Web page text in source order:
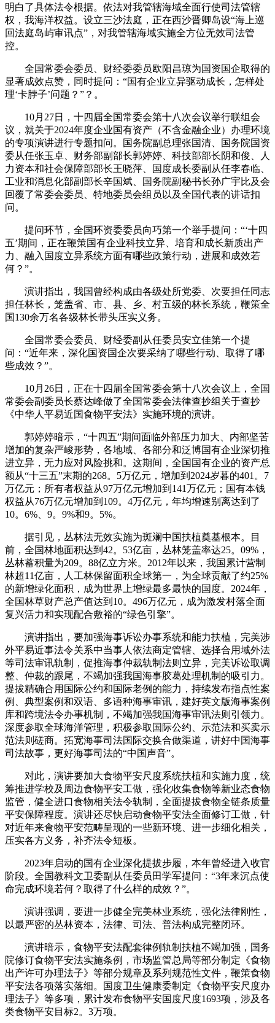
明白了具体法令根据。依法对我管辖海域全面行使司法管辖
权，我海洋权益。设立三沙法庭，正在西沙晋卿岛设“海上巡
回法庭岛屿审讯点”，对我管辖海域实施全方位无效司法管
控。
全国常委会委员、财经委委员欧阳昌琼为国资国企取得的
显著成效点赞，同时提问：“国有企业立异驱动成长，怎样处
理‘卡脖子’问题？”？。
10月27日，十四届全国常委会第十八次会议举行联组会
议，就关于2024年度企业国有资产（不含金融企业）办理环境
的专项演讲进行专题扣问。国务院副总理张国清、国务院国资
委从任张玉卓、财务部副部长郭婷婷、科技部部长阴和俊、人
力资本和社会保障部部长王晓萍、国度成长委副从任李春临、
工业和消息化部副部长辛国斌、国务院副秘书长孙广宇比及会
回覆了常委会委员、特地委员会组员以及全国代表的讲话扣
问。
提问环节，全国环资委委员向巧第一个举手提问：“‘十四
五’期间，正在鞭策国有企业科技立异、培育和成长新质出产
力、融入国度立异系统方面有哪些政策行动，进展和成效若
何？”。
演讲指出，我国曾经构成由各级处所党委、次要担任同志
担任林长，笼盖省、市、县、乡、村五级的林长系统，鞭策全
国130余万名各级林长带头压实义务。
全国常委会委员、财经委副从任委员安立佳第一个提
问：“近年来，深化国资国企次要采纳了哪些行动、取得了哪
些成效？”。
10月26日，正在十四届全国常委会第十八次会议上，全国
常委会副委员长蔡达峰做了全国常委会法律查抄组关于查抄
《中华人平易近国食物平安法》实施环境的演讲。
郭婷婷暗示，“十四五”期间面临外部压力加大、内部坚苦
增加的复杂严峻形势，各地域、各部分和泛博国有企业深切推
进立异，无力应对风险挑和。这期间，全国国有企业的资产总
额从“十三五”末期的268。5万亿元，增加到2024岁暮的401。7
万亿元；所有者权益从97万亿元增加到141万亿元；国有本钱
权益从76万亿元增加到109。4万亿元，年均增速别离达到了
10。6%、9。9%和9。5%。
据引见，丛林法无效实施为斑斓中国扶植奠基根本。目
前，全国林地面积达到42。53亿亩，丛林笼盖率达25。09%，
丛林蓄积量为209。88亿立方米。2012年以来，我国累计营制
林超11亿亩，人工林保留面积全球第一，为全球贡献了约25%
的新增绿化面积，成为世界上增绿最多最快的国度。2024年，
全国林草财产总产值达到10。496万亿元，成为激发村落全面
复兴活力和实现配合敷裕的“绿色引擎”。
演讲指出，要加强海事诉讼办事系统和能力扶植，完美涉
外平易近事法令关系中当事人依法商定管辖、选择合用域外法
等司法审讯轨制，促推海事仲裁轨制法则立异，完美诉讼取调
整、仲裁的跟尾，不竭加强我国海事胶葛处理机制的吸引力。
提拔精确合用国际公约和国际老例的能力，持续发布指点性案
例、典型案例和双语、多语种海事审讯，建好英文版海事案例
库和跨境法令办事机制，不竭加强我国海事审讯法则引领力。
深度参取全球海洋管理，积极参取国际公约、示范法和买卖示
范法则磋商。拓宽海事司法国际交换合做渠道，讲好中国海事
司法故事，更好海事司法的“中国声音”。
对此，演讲要加大食物平安尺度系统扶植和实施力度，统
筹推进学校及周边食物平安工做，强化收集食物等新业态食物
监管，健全进口食物相关法令轨制，全面提拔食物全链条质量
平安保障程度。演讲还尽快启动食物平安法全面修订工做，针
对近年来食物平安范畴呈现的一些新环境、进一步细化相关，
压实各方义务，补齐法令短板。
2023年启动的国有企业深化提拔步履，本年曾经进入收官
阶段。全国教科文卫委副从任委员田学军提问：“3年来沉点使
命完成环境若何？取得了什么样的成效？”。
演讲强调，要进一步健全完美林业系统，强化法律刚性，
以最严密的丛林资本，法律、司法、普法构成完整闭环。
演讲暗示，食物平安法配套律例轨制扶植不竭加强，国务
院修订食物平安法实施条例，市场监管总局等部分制定《食物
出产许可办理法子》等部分规章及系列规范性文件，鞭策食物
平安法各项落实落细。国度卫生健康委制定《食物平安尺度办
理法子》等多项，累计发布食物平安国度尺度1693项，涉及各
类食物平安目标2。3万项。